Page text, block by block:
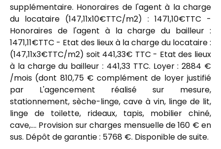
supplémentaire. Honoraires de l'agent à la charge
du locataire (147,11x10€TTC/m2) : 1471,10€TTC -
Honoraires de l'agent à la charge du bailleur :
1471,11€TTC - Etat des lieux à la charge du locataire :
(147,11x3€TTC/m2) soit 441,33€ TTC - Etat des lieux
à la charge du bailleur : 441,33 TTC. Loyer : 2884 €
/mois (dont 810,75 € complément de loyer justifié
par L'agencement réalisé sur mesure,
stationnement, sèche-linge, cave à vin, linge de lit,
linge de toilette, rideaux, tapis, mobilier chiné,
cave,.... Provision sur charges mensuelle de 160 € en
sus. Dépôt de garantie : 5768 €. Disponible de suite.